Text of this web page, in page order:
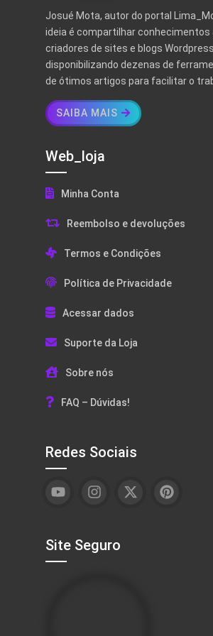
Josué Mota, autor do portal
ideia é compartilhar conhecimentos
criadores de sites e blogs
disponibilizando dezenas de
de ótimos artigos para facilitar o
SAIBA MAIS
Web_loja
Minha Conta
Reembolso e devoluções
Termos e Condições
Política de Privacidade
Acessar dados
Suporte da Loja
Sobre nós
FAQ – Dúvidas!
Redes Sociais
Site Seguro